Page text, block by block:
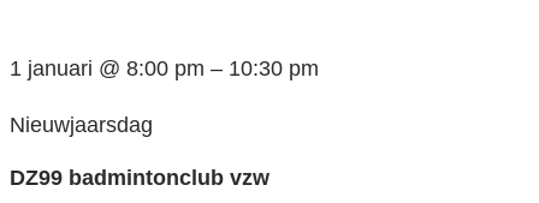
1 januari @ 8:00 pm – 10:30 pm
Nieuwjaarsdag
DZ99 badmintonclub vzw